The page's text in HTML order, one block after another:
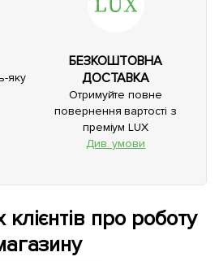
яку
БЕЗКОШТОВНА
ДОСТАВКА
Отримуйте повне
повернення вартості з
преміум LUX
Див. умови
про роботу